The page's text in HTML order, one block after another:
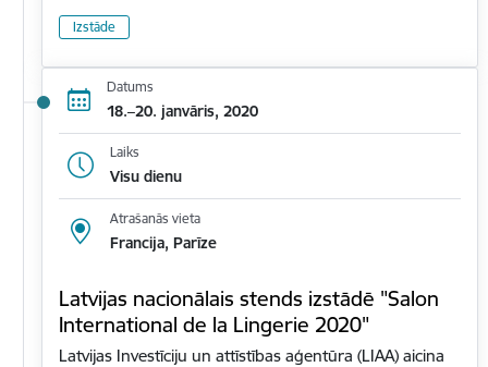
Izstāde
Datums
18.–20. janvāris, 2020
Laiks
Visu dienu
Atrašanās vieta
Francija, Parīze
Latvijas nacionālais stends izstādē "Salon
International de la Lingerie 2020"
Latvijas Investīciju un attīstības aģentūra (LIAA) aicina